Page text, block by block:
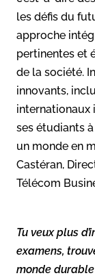
les défis du
approche
pertinentes et
de la société.
innovants,
internationaux
ses étudiants
un monde en
Castéran,
Télécom
Tu veux plus
examens,
monde